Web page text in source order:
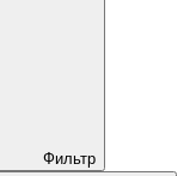
Фильтр